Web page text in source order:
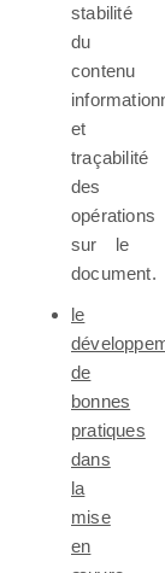
stabilité
du
contenu
et
traçabilité
des
opérations
sur le
document.
le
de
bonnes
pratiques
dans
la
mise
en